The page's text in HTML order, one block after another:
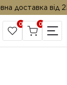
доставка від 25
0 0